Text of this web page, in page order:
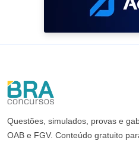
Questões, simulados, provas e
OAB e FGV. Conteúdo gratuito